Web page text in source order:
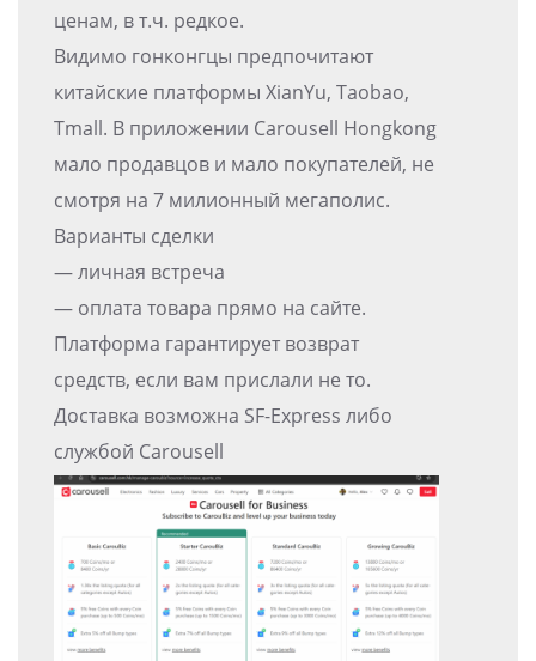
ценам, в т.ч. редкое.
Видимо гонконгцы предпочитают
китайские платформы XianYu, Taobao,
Tmall. В приложении Carousell Hongkong
мало продавцов и мало покупателей, не
смотря на 7 милионный мегаполис.
Варианты сделки
— личная встреча
— оплата товара прямо на сайте.
Платформа гарантирует возврат
средств, если вам прислали не то.
Доставка возможна SF-Express либо
службой Carousell